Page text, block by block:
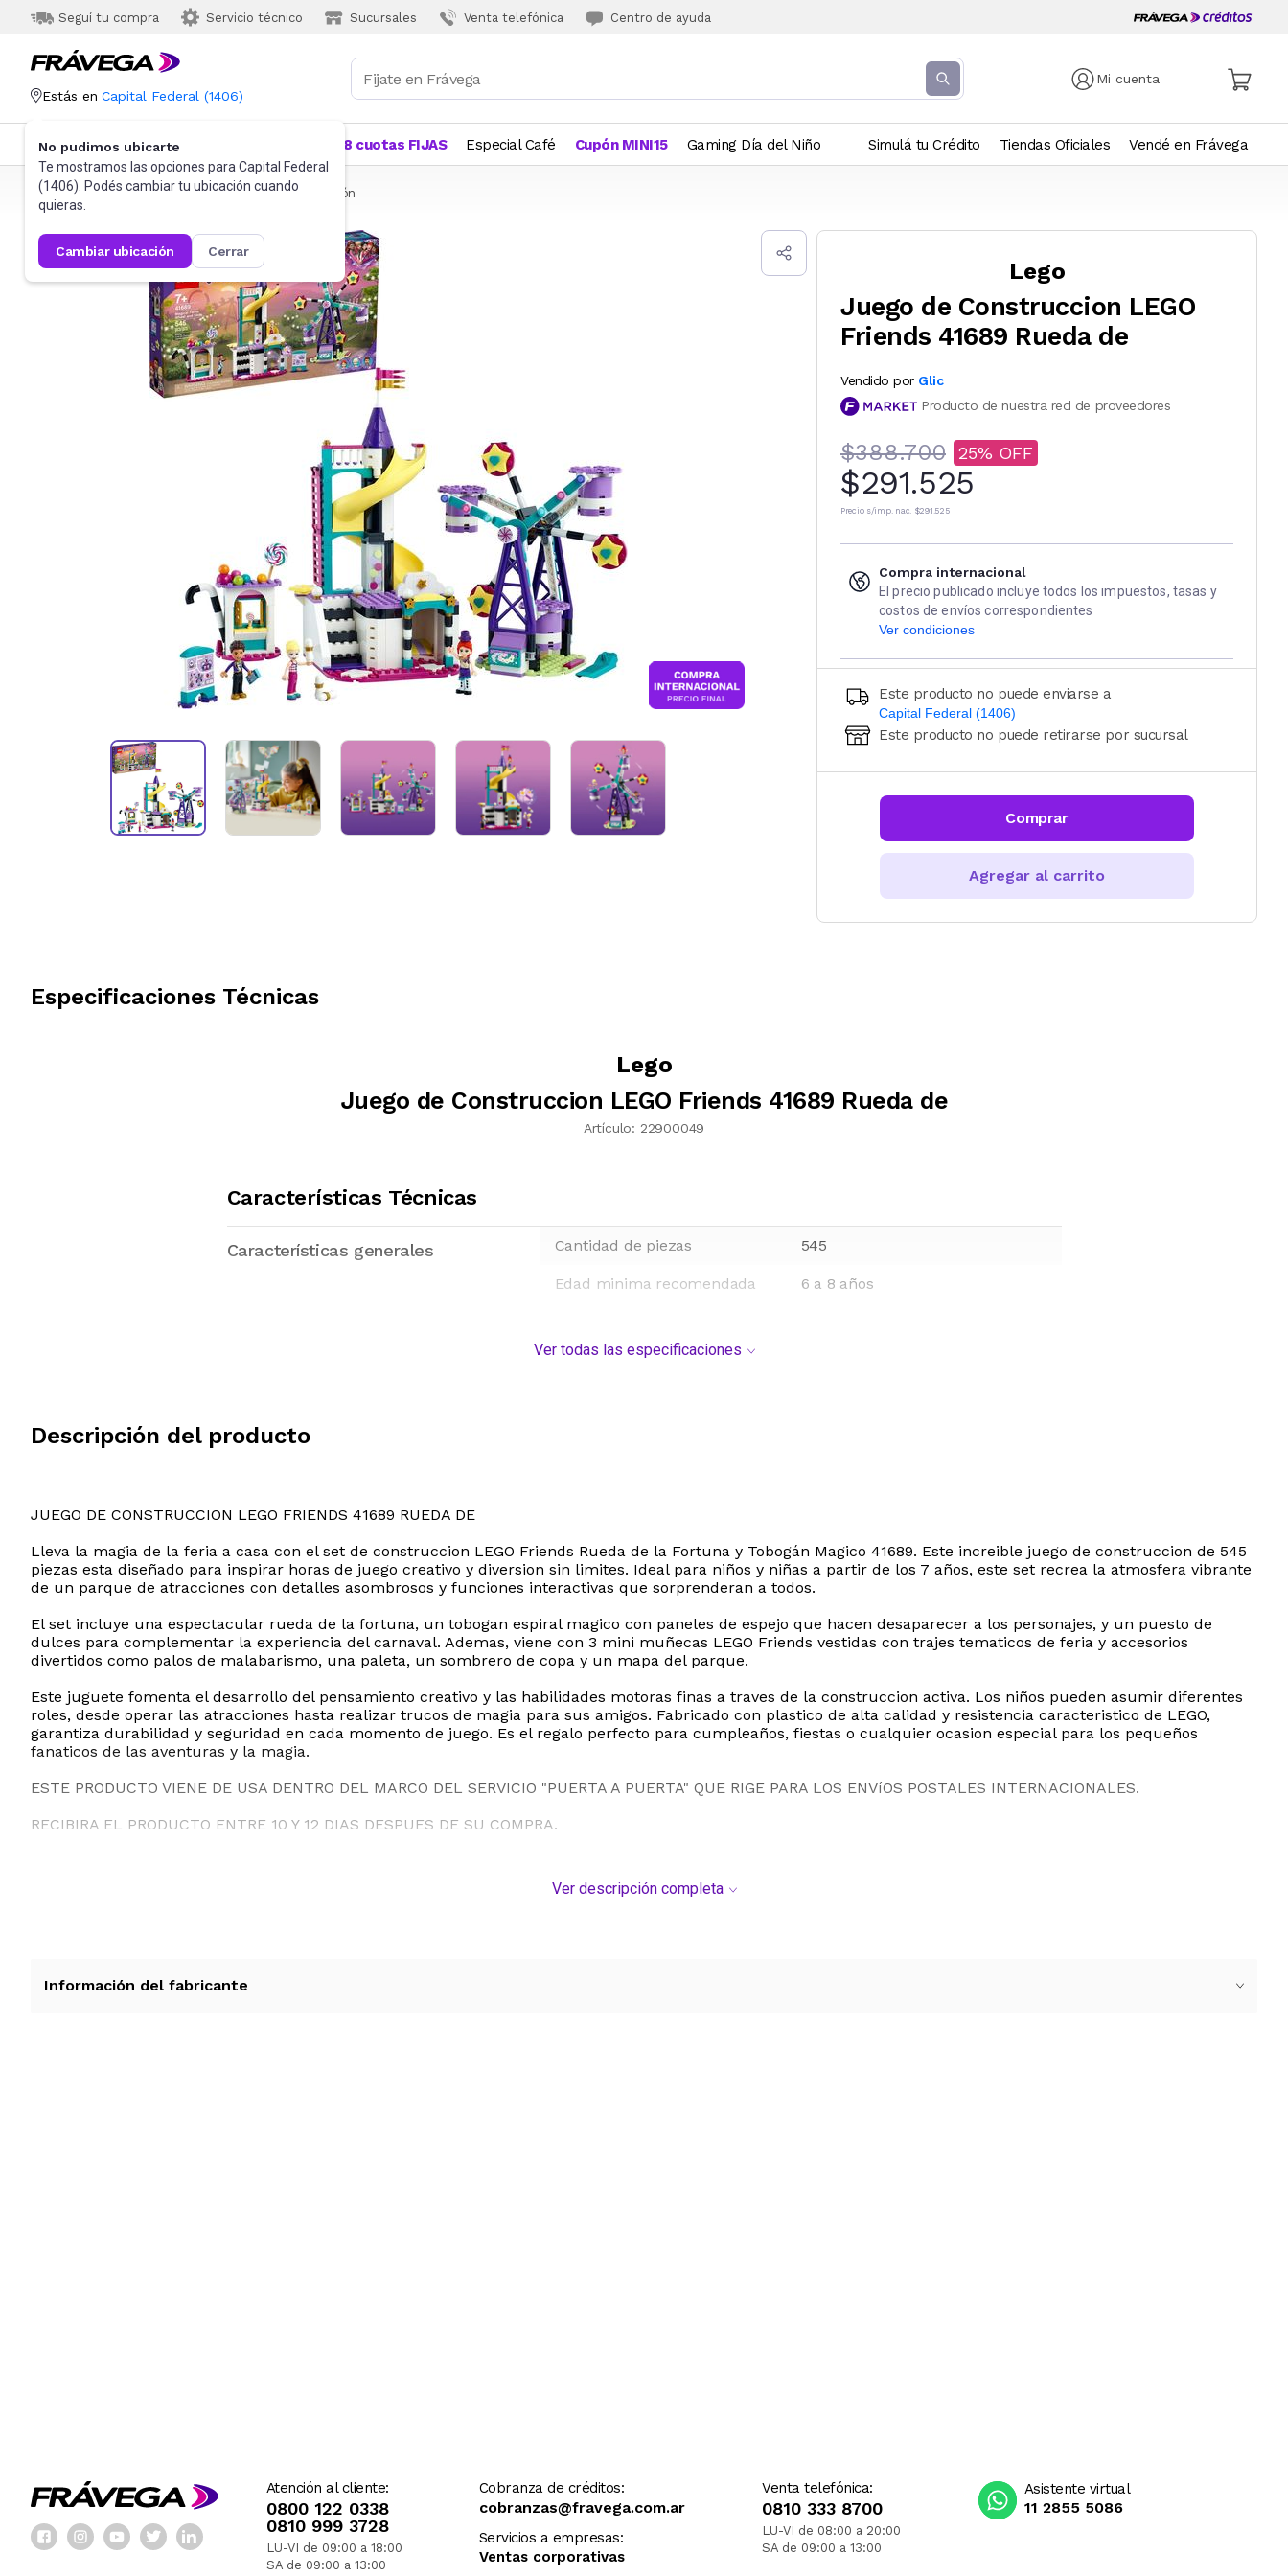
Seguí tu compra Servicio técnico Sucursales Venta telefónica Centro de ayuda
Mi cuenta
Estás en Capital Federal (1406)
No pudimos ubicarte
Te mostramos las opciones para Capital Federal
(1406). Podés cambiar tu ubicación cuando
quieras.
cambiar ubicación cerrar
Categorías Más Vendidos 18 cuotas FIJAS Especial Café Cupón MINI15 Gaming Día del Niño Simulá tu Crédito Tiendas Oficiales Vendé en Frávega
Frávega Juguetes y Juegos Bloques y Construcción
Lego
Juego de Construccion LEGO
Friends 41689 Rueda de
Vendido por Glic
Producto de nuestra red de proveedores
$388.700 25
$291.525
Precio s/imp. nac. $291.525
Compra internacional
El precio publicado incluye todos los impuestos, tasas y
costos de envíos correspondientes
Ver condiciones
Este producto no puede enviarse a
Capital Federal (1406)
Ingresá código postal (sólo números)
CALCULAR
Este producto no puede retirarse por sucursal
Comprar
Agregar al carrito
Especificaciones Técnicas
Lego
Juego de Construccion LEGO Friends 41689 Rueda de
Artículo: 22900049
Características Técnicas
Características generales Cantidad de piezas 545
Edad minima recomendada 6 a 8 años
Ver todas las especificaciones
Descripción del producto
JUEGO DE CONSTRUCCION LEGO FRIENDS 41689 RUEDA DE
Lleva la magia de la feria a casa con el set de construccion LEGO Friends Rueda de la Fortuna y Tobogán Magico 41689. Este increible juego de construccion de 545
piezas esta diseñado para inspirar horas de juego creativo y diversion sin limites. Ideal para niños y niñas a partir de los 7 años, este set recrea la atmosfera vibrante
de un parque de atracciones con detalles asombrosos y funciones interactivas que sorprenderan a todos.
El set incluye una espectacular rueda de la fortuna, un tobogan espiral magico con paneles de espejo que hacen desaparecer a los personajes, y un puesto de
dulces para complementar la experiencia del carnaval. Ademas, viene con 3 mini muñecas LEGO Friends vestidas con trajes tematicos de feria y accesorios
divertidos como palos de malabarismo, una paleta, un sombrero de copa y un mapa del parque.
Este juguete fomenta el desarrollo del pensamiento creativo y las habilidades motoras finas a traves de la construccion activa. Los niños pueden asumir diferentes
roles, desde operar las atracciones hasta realizar trucos de magia para sus amigos. Fabricado con plastico de alta calidad y resistencia caracteristico de LEGO,
garantiza durabilidad y seguridad en cada momento de juego. Es el regalo perfecto para cumpleaños, fiestas o cualquier ocasion especial para los pequeños
fanaticos de las aventuras y la magia.
ESTE PRODUCTO VIENE DE USA DENTRO DEL MARCO DEL SERVICIO "PUERTA A PUERTA" QUE RIGE PARA LOS ENVíOS POSTALES INTERNACIONALES.
RECIBIRA EL PRODUCTO ENTRE 10 Y 12 DIAS DESPUES DE SU COMPRA.
Ver descripción completa
Información del fabricante
Atención al cliente:
0800 122 0338
0810 999 3728
LU-VI de 09:00 a 18:00
SA de 09:00 a 13:00
Cobranza de créditos:
cobranzas@fravega.com.ar
Servicios a empresas:
Ventas corporativas
Venta telefónica:
0810 333 8700
LU-VI de 08:00 a 20:00
SA de 09:00 a 13:00
Asistente virtual
11 2855 5086